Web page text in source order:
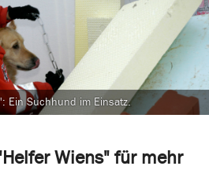
Wiens" für mehr
Ein Suchhund im Einsatz.